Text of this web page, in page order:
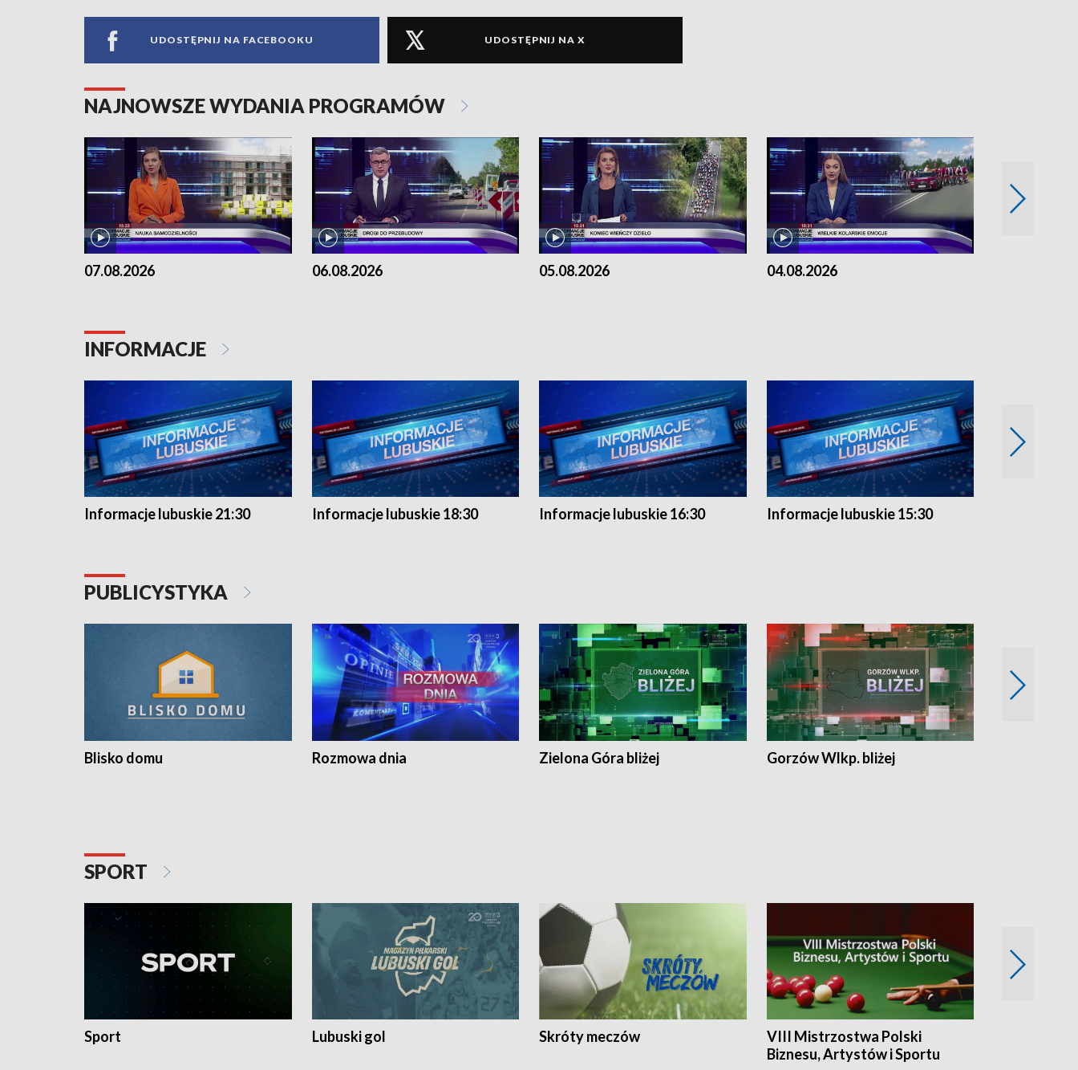
UDOSTĘPNIJ NA FACEBOOKU UDOSTĘPNIJ NA X
NAJNOWSZE WYDANIA PROGRAMÓW
07.08.2026 06.08.2026 05.08.2026 04.08.2026
INFORMACJE
Informacje lubuskie 21:30 Informacje lubuskie 18:30 Informacje lubuskie 16:30 Informacje lubuskie 15:30
PUBLICYSTYKA
Blisko domu Rozmowa dnia Zielona Góra bliżej Gorzów Wlkp. bliżej
SPORT
Sport Lubuski gol Skróty meczów
VIII Mistrzostwa Polski
Biznesu, Artystów i Sportu